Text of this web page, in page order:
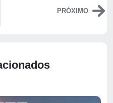
PRÓXIMO